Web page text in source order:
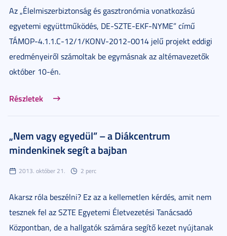
Az „Élelmiszerbiztonság és gasztronómia vonatkozású
egyetemi együttműködés, DE-SZTE-EKF-NYME” című
TÁMOP-4.1.1.C-12/1/KONV-2012-0014 jelű projekt eddigi
eredményeiről számoltak be egymásnak az altémavezetők
október 10-én.
Részletek
„Nem vagy egyedül” – a Diákcentrum
mindenkinek segít a bajban
2013. október 21. 2 perc
Akarsz róla beszélni? Ez az a kellemetlen kérdés, amit nem
tesznek fel az SZTE Egyetemi Életvezetési Tanácsadó
Központban, de a hallgatók számára segítő kezet nyújtanak